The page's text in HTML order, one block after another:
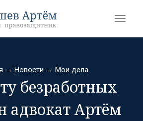
→ Новости → Мои дела
безработных
адвокат Артём